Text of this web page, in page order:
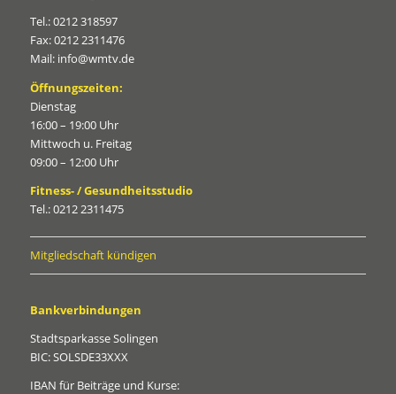
Tel.: 0212 318597
Fax: 0212 2311476
Mail: info@wmtv.de
Öffnungszeiten:
Dienstag
16:00 – 19:00 Uhr
Mittwoch u. Freitag
09:00 – 12:00 Uhr
Fitness- / Gesundheitsstudio
Tel.: 0212 2311475
Mitgliedschaft kündigen
Bankverbindungen
Stadtsparkasse Solingen
BIC: SOLSDE33XXX
IBAN für Beiträge und Kurse: